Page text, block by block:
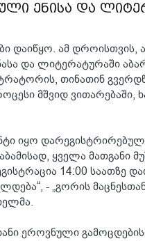
ენისა და
დაიწყო. ამ დროისთვის,
და ლიტერატურაში
თინათინ
მშვიდ ვითარებაში,
იყო
ყველა მათგანი
14:00 საათზე
- „გორის
ეროვნული